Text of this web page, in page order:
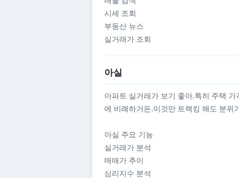
시세 조회
부동산 뉴스
실거래가 조회
아실
아파트 실거래가 보기 좋아.특히 주택
에 비례하거든.이것만 트랙킹 해도 분위
아실 주요 기능
실거래가 분석
매매가 추이
심리지수 분석